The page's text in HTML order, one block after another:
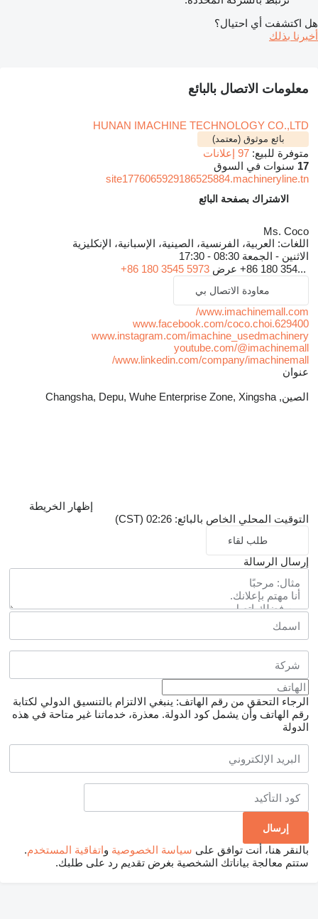
هل اكتشفت أي احتيال؟
أخبرنا بذلك
معلومات الاتصال بالبائع
HUNAN IMACHINE TECHNOLOGY CO.,LTD
بائع موثوق (معتمد)
متوفرة للبيع: 97 إعلانات
17 سنوات في السوق
site1776065929186525884.machineryline.tn
الاشتراك بصفحة البائع
Ms. Coco
اللغات: العربية، الفرنسية، الصينية، الإسبانية، الإنكليزية
الاثنين - الجمعة 08:30 - 17:30
+86 180 354... عرض +86 180 3545 5973
معاودة الاتصال بي
www.imachinemall.com/
www.facebook.com/coco.choi.629400
www.instagram.com/imachine_usedmachinery
youtube.com/@imachinemall
www.linkedin.com/company/imachinemall/
عنوان
الصين, Changsha, Depu, Wuhe Enterprise Zone, Xingsha
إظهار الخريطة
التوقيت المحلي الخاص بالبائع: 02:26 (CST)
طلب لقاء
إرسال الرسالة
الرجاء التحقق من رقم الهاتف: ينبغي الالتزام بالتنسيق الدولي لكتابة
رقم الهاتف وأن يشمل كود الدولة. معذرة، خدماتنا غير متاحة في هذه
الدولة
بالنقر هنا، أنت توافق على سياسة الخصوصية واتفاقية المستخدم.
ستتم معالجة بياناتك الشخصية بغرض تقديم رد على طلبك.